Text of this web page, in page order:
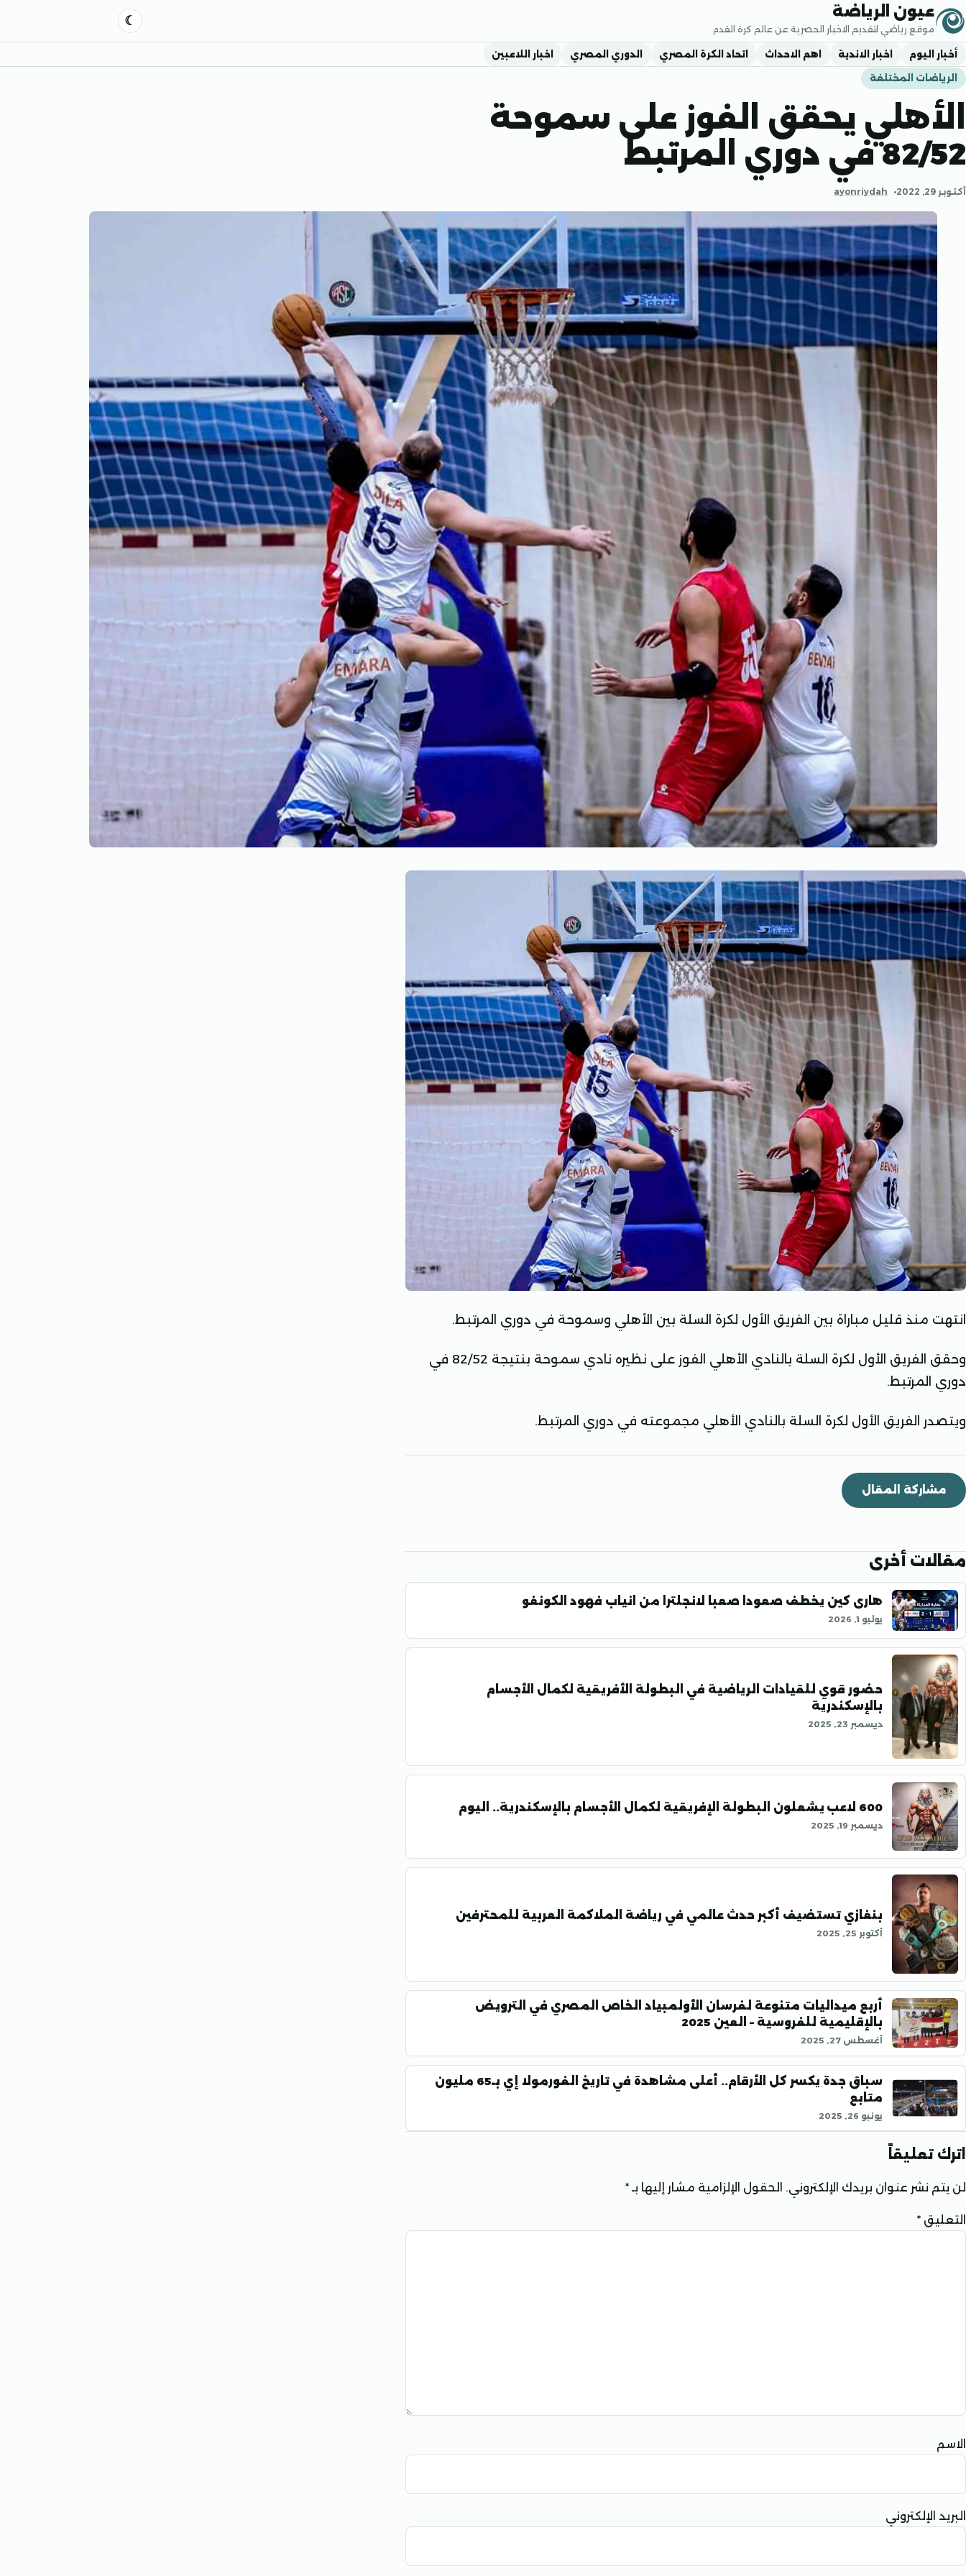
تجاوز إلى المحتوى
عيون الرياضة
موقع رياضي لتقديم الاخبار الحصرية عن عالم كرة القدم
أخبار اليوم اخبار الاندية اهم الاحداث اتحاد الكرة المصري الدوري المصري اخبار اللاعبين
الرياضات المختلفة
الأهلي يحقق الفوز على سموحة
82/52 في دوري المرتبط
أكتوبر 29, 2022 ayonriydah
انتهت منذ قليل مباراة بين الفريق الأول لكرة السلة بين الأهلي وسموحة في دوري المرتبط.
وحقق الفريق الأول لكرة السلة بالنادي الأهلي الفوز على نظيره نادي سموحة بنتيجة 82/52 في
دوري المرتبط.
ويتصدر الفريق الأول لكرة السلة بالنادي الأهلي مجموعته في دوري المرتبط.
مشاركة المقال
مقالات أخرى
هارى كين يخطف صعودا صعبا لانجلترا من انياب فهود الكونغو
يوليو 1, 2026
حضور قوي للقيادات الرياضية في البطولة الأفريقية لكمال الأجسام
بالإسكندرية
ديسمبر 23, 2025
600 لاعب يشعلون البطولة الإفريقية لكمال الأجسام بالإسكندرية.. اليوم
ديسمبر 19, 2025
بنغازي تستضيف أكبر حدث عالمي في رياضة الملاكمة العربية للمحترفين
أكتوبر 25, 2025
أربع ميداليات متنوعة لفرسان الأولمبياد الخاص المصري في الترويض
بالإقليمية للفروسية – العين 2025
أغسطس 27, 2025
سباق جدة يكسر كل الأرقام.. أعلى مشاهدة في تاريخ الفورمولا إي بـ65 مليون
متابع
يونيو 26, 2025
اترك تعليقاً
لن يتم نشر عنوان بريدك الإلكتروني. الحقول الإلزامية مشار إليها بـ *
التعليق *
الاسم
البريد الإلكتروني